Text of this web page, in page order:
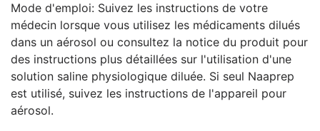
Mode d'emploi: Suivez les instructions de votre
médecin lorsque vous utilisez les médicaments dilués
dans un aérosol ou consultez la notice du produit pour
des instructions plus détaillées sur l'utilisation d'une
solution saline physiologique diluée. Si seul Naaprep
est utilisé, suivez les instructions de l'appareil pour
aérosol.